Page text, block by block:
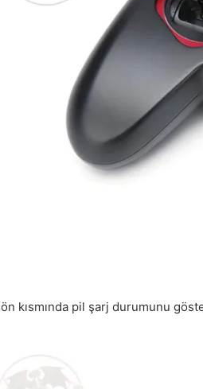
ön kısmında pil şarj durumunu